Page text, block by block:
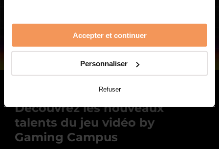
Accepter et continuer
Personnaliser
Refuser
Découvrez les nouveaux
talents du jeu vidéo by
Gaming Campus